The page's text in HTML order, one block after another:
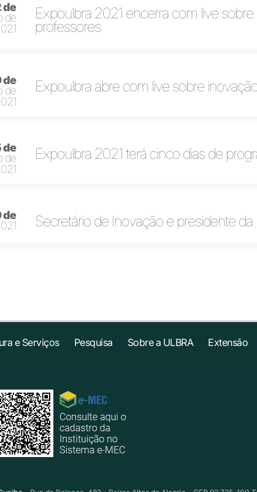
de
de
Expoulbra 2021 encerra com live
professores
de
de
Expoulbra abre com live sobre
de
de
Expoulbra 2021 terá cinco dias de
de
Secretário de Inovação e presidente
e Serviços Pesquisa Sobre a ULBRA Extensão